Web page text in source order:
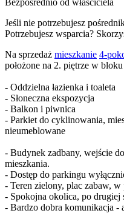
Jeśli nie potrzebujesz
Potrzebujesz wsparcia?
Na sprzedaż mieszkanie 4-
położone na 2. piętrze w
- Oddzielna łazienka i toaleta
- Słoneczna ekspozycja
- Balkon i piwnica
- Parkiet do cyklinowania,
nieumeblowane
- Budynek zadbany, wejście
mieszkania.
- Dostęp do parkingu
- Teren zielony, plac zabaw,
- Spokojna okolica, po drugiej
- Bardzo dobra komunikacja -